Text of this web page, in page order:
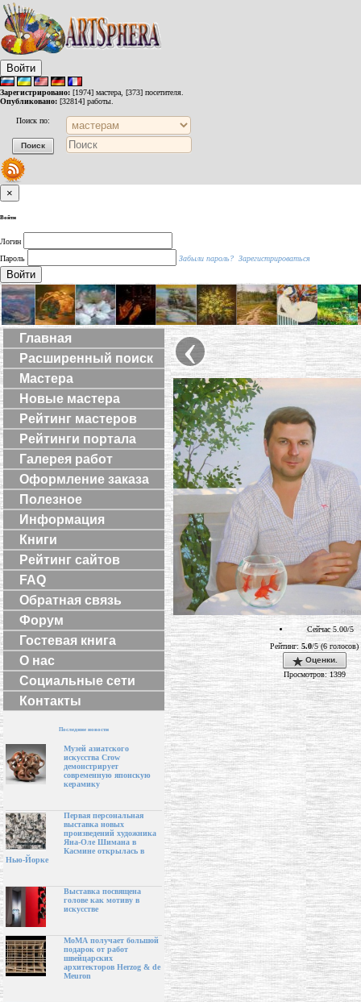
Войти
Зарегистрировано: [1974] мастера, [373] посетителя.
Опубликовано: [32814] работы.
Поиск по:
×
Войти
Логин
Пароль
Забыли пароль? Зарегистрироваться
Войти
Главная
Расширенный поиск
Мастера
Новые мастера
Рейтинг мастеров
Рейтинги портала
Галерея работ
Оформление заказа
Полезное
Информация
Книги
Рейтинг сайтов
FAQ
Обратная связь
Форум
Гостевая книга
О нас
Социальные сети
Контакты
Последние новости
Музей азиатского
искусства Crow
демонстрирует
современную японскую
керамику
Первая персональная
выставка новых
произведений художника
Яна-Оле Шимана в
Касмине открылась в
Нью-Йорке
Выставка посвящена
голове как мотиву в
искусстве
МоМА получает большой
подарок от работ
швейцарских
архитекторов Herzog & de
Meuron
‹
Сейчас 5.00/5
Рейтинг: 5.0/5 (6 голосов)
Оценки.
Просмотров: 1399